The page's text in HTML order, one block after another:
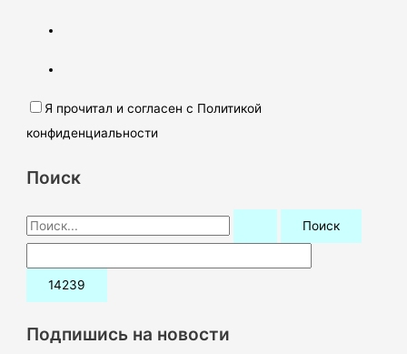
Я прочитал и согласен с Политикой
конфиденциальности
Поиск
П
о
и
:Подпишись на новости